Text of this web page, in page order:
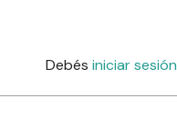
Debés iniciar sesión